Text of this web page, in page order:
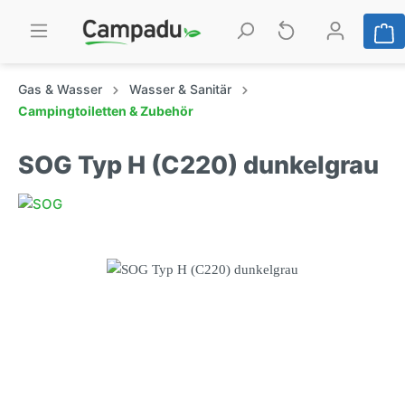
Gas & Wasser
Wasser & Sanitär
Campingtoiletten & Zubehör
SOG Typ H (C220) dunkelgrau